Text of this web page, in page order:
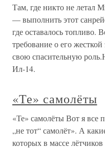
Там, где никто не летал
— выполнить этот
где оставалось топливо.
требование о его
свою спасительную
Ил-14.
«Те» самолёты
«Те» самолёты Вот я
„не тот“ самолёт». А
которых в массе